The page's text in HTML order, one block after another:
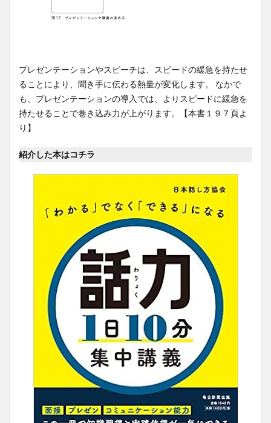
プレゼンテーションやスピーチは、スピードの緩急を持たせ
ることにより、聞き手に伝わる熱量が変化します。 なかで
も、プレゼンテーションの導入では、よりスピードに緩急を
持たせることで巻き込み力が上がります。【本書１９７頁よ
り】
紹介した本はコチラ